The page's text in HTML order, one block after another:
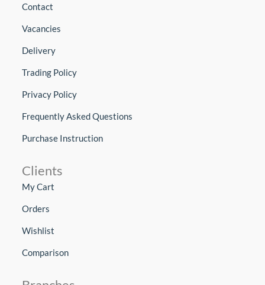
Contact
Vacancies
Delivery
Trading Policy
Privacy Policy
Frequently Asked Questions
Purchase Instruction
Clients
My Cart
Orders
Wishlist
Comparison